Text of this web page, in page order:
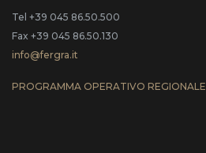
Tel +39 045 86.50.500
Fax +39 045 86.50.130
info@fergra.it
PROGRAMMA OPERATIVO REGIONALE